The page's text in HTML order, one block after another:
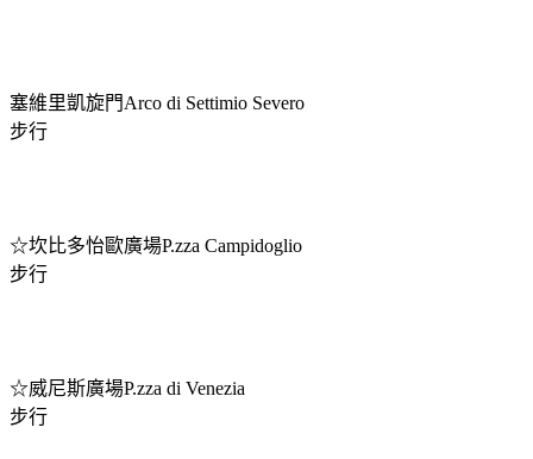
塞維里凱旋門Arco di Settimio Severo
步行
☆坎比多怡歐廣場P.zza Campidoglio
步行
☆威尼斯廣場P.zza di Venezia
步行